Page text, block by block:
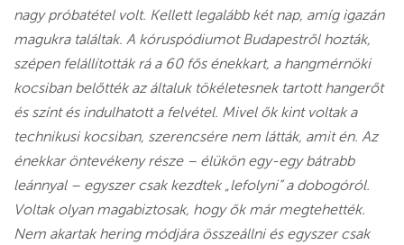
nagy próbatétel volt. Kellett legalább két nap, amíg igazán
magukra találtak. A kóruspódiumot Budapestről hozták,
szépen felállították rá a 60 fős énekkart, a hangmérnöki
kocsiban belőtték az általuk tökéletesnek tartott hangerőt
és színt és indulhatott a felvétel. Mivel ők kint voltak a
technikusi kocsiban, szerencsére nem látták, amit én. Az
énekkar öntevékeny része – élükön egy-egy bátrabb
leánnyal – egyszer csak kezdtek „lefolyni” a dobogóról.
Voltak olyan magabiztosak, hogy ők már megtehették.
Nem akartak hering módjára összeállni és egyszer csak